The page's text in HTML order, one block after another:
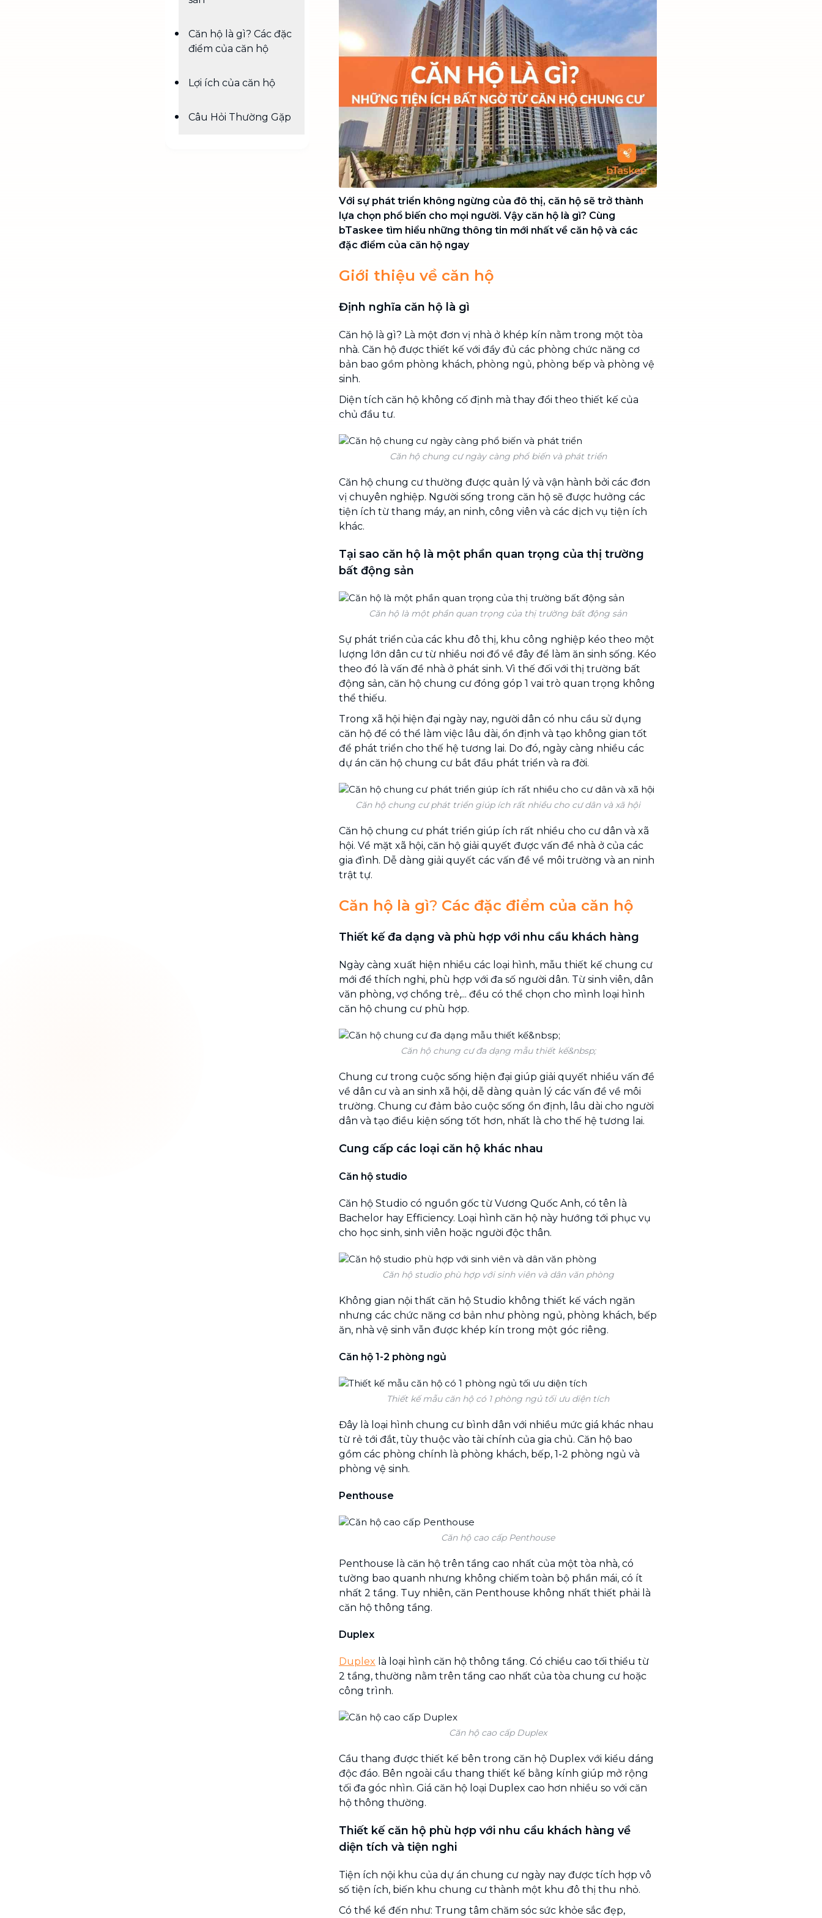
Chuyển nhà trọn gói, không lo dọn
dẹp nơi đi nơi đến
Vệ sinh công nghiệp NEW
Vệ sinh chuyên nghiệp cho văn
phòng, nhà xưởng, công trình lớn
Căn hộ là gì? Các đặc
điểm của căn hộ
Lợi ích của căn hộ
Câu Hỏi Thường Gặp
Với sự phát triển không ngừng của đô thị, căn hộ sẽ trở thành
lựa chọn phổ biến cho mọi người. Vậy căn hộ là gì? Cùng
bTaskee tìm hiểu những thông tin mới nhất về căn hộ và các
đặc điểm của căn hộ ngay
Giới thiệu về căn hộ
Định nghĩa căn hộ là gì
Căn hộ là gì? Là một đơn vị nhà ở khép kín nằm trong một tòa
nhà. Căn hộ được thiết kế với đầy đủ các phòng chức năng cơ
bản bao gồm phòng khách, phòng ngủ, phòng bếp và phòng vệ
sinh.
Diện tích căn hộ không cố định mà thay đổi theo thiết kế của
chủ đầu tư.
Căn hộ chung cư ngày càng phổ biến và phát triển
Căn hộ chung cư thường được quản lý và vận hành bởi các đơn
vị chuyên nghiệp. Người sống trong căn hộ sẽ được hưởng các
tiện ích từ thang máy, an ninh, công viên và các dịch vụ tiện ích
khác.
Tại sao căn hộ là một phần quan trọng của thị trường
bất động sản
Căn hộ là một phần quan trọng của thị trường bất động sản
Sự phát triển của các khu đô thị, khu công nghiệp kéo theo một
lượng lớn dân cư từ nhiều nơi đổ về đây để làm ăn sinh sống. Kéo
theo đó là vấn đề nhà ở phát sinh. Vì thế đối với thị trường bất
động sản, căn hộ chung cư đóng góp 1 vai trò quan trọng không
thể thiếu.
Trong xã hội hiện đại ngày nay, người dân có nhu cầu sử dụng
căn hộ để có thể làm việc lâu dài, ổn định và tạo không gian tốt
để phát triển cho thế hệ tương lai. Do đó, ngày càng nhiều các
dự án căn hộ chung cư bắt đầu phát triển và ra đời.
Căn hộ chung cư phát triển giúp ích rất nhiều cho cư dân và xã hội
Căn hộ chung cư phát triển giúp ích rất nhiều cho cư dân và xã
hội. Về mặt xã hội, căn hộ giải quyết được vấn đề nhà ở của các
gia đình. Dễ dàng giải quyết các vấn đề về môi trường và an ninh
trật tự.
Căn hộ là gì? Các đặc điểm của căn hộ
Thiết kế đa dạng và phù hợp với nhu cầu khách hàng
Ngày càng xuất hiện nhiều các loại hình, mẫu thiết kế chung cư
mới để thích nghi, phù hợp với đa số người dân. Từ sinh viên, dân
văn phòng, vợ chồng trẻ,... đều có thể chọn cho mình loại hình
căn hộ chung cư phù hợp.
Căn hộ chung cư đa dạng mẫu thiết kế&nbsp;
Chung cư trong cuộc sống hiện đại giúp giải quyết nhiều vấn đề
về dân cư và an sinh xã hội, dễ dàng quản lý các vấn đề về môi
trường. Chung cư đảm bảo cuộc sống ổn định, lâu dài cho người
dân và tạo điều kiện sống tốt hơn, nhất là cho thế hệ tương lai.
Cung cấp các loại căn hộ khác nhau
Căn hộ studio
Căn hộ Studio có nguồn gốc từ Vương Quốc Anh, có tên là
Bachelor hay Efficiency. Loại hình căn hộ này hướng tới phục vụ
cho học sinh, sinh viên hoặc người độc thân.
Căn hộ studio phù hợp với sinh viên và dân văn phòng
Không gian nội thất căn hộ Studio không thiết kế vách ngăn
nhưng các chức năng cơ bản như phòng ngủ, phòng khách, bếp
ăn, nhà vệ sinh vẫn được khép kín trong một góc riêng.
Căn hộ 1-2 phòng ngủ
Thiết kế mẫu căn hộ có 1 phòng ngủ tối ưu diện tích
Đây là loại hình chung cư bình dân với nhiều mức giá khác nhau
từ rẻ tới đắt, tùy thuộc vào tài chính của gia chủ. Căn hộ bao
gồm các phòng chính là phòng khách, bếp, 1-2 phòng ngủ và
phòng vệ sinh.
Penthouse
Căn hộ cao cấp Penthouse
Penthouse là căn hộ trên tầng cao nhất của một tòa nhà, có
tường bao quanh nhưng không chiếm toàn bộ phần mái, có ít
nhất 2 tầng. Tuy nhiên, căn Penthouse không nhất thiết phải là
căn hộ thông tầng.
Duplex
Duplex là loại hình căn hộ thông tầng. Có chiều cao tối thiểu từ
2 tầng, thường nằm trên tầng cao nhất của tòa chung cư hoặc
công trình.
Căn hộ cao cấp Duplex
Cầu thang được thiết kế bên trong căn hộ Duplex với kiểu dáng
độc đáo. Bên ngoài cầu thang thiết kế bằng kính giúp mở rộng
tối đa góc nhìn. Giá căn hộ loại Duplex cao hơn nhiều so với căn
hộ thông thường.
Thiết kế căn hộ phù hợp với nhu cầu khách hàng về
diện tích và tiện nghi
Tiện ích nội khu của dự án chung cư ngày nay được tích hợp vô
số tiện ích, biến khu chung cư thành một khu đô thị thu nhỏ.
Có thể kể đến như: Trung tâm chăm sóc sức khỏe sắc đẹp,